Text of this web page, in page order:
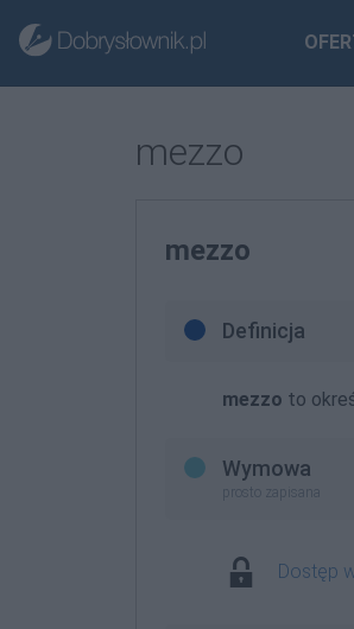
mezzo
mezzo
Definicja
mezzo to
Wymowa
prosto zapisana
Dostęp